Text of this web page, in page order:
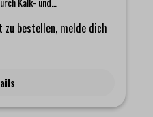
einfach in den
gesteckt. Die
der BWT bestcup PREMIUM
von Kalziumsulfat (Gips)
Wasser ohne
das Wasser zusätzlich mit
zu bestellen, melde dich